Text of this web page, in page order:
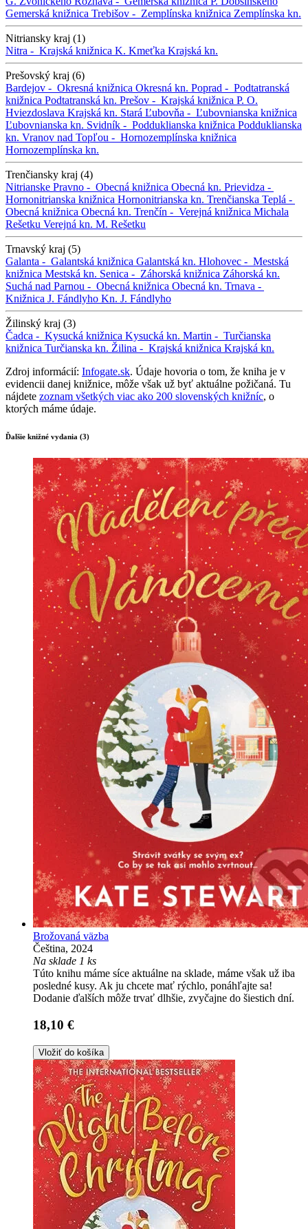
Gemerská knižnica Trebišov - Zemplínska knižnica Zemplínska kn.
Nitriansky kraj (1)
Nitra - Krajská knižnica K. Kmeťka Krajská kn.
Prešovský kraj (6)
Bardejov - Okresná knižnica Okresná kn. Poprad - Podtatranská
knižnica Podtatranská kn. Prešov - Krajská knižnica P. O.
Hviezdoslava Krajská kn. Stará Ľubovňa - Ľubovnianska knižnica
Ľubovnianska kn. Svidník - Podduklianska knižnica Podduklianska
kn. Vranov nad Topľou - Hornozemplínska knižnica
Hornozemplínska kn.
Trenčiansky kraj (4)
Nitrianske Pravno - Obecná knižnica Obecná kn. Prievidza -
Hornonitrianska knižnica Hornonitrianska kn. Trenčianska Teplá -
Obecná knižnica Obecná kn. Trenčín - Verejná knižnica Michala
Rešetku Verejná kn. M. Rešetku
Trnavský kraj (5)
Galanta - Galantská knižnica Galantská kn. Hlohovec - Mestská
knižnica Mestská kn. Senica - Záhorská knižnica Záhorská kn.
Suchá nad Parnou - Obecná knižnica Obecná kn. Trnava -
Knižnica J. Fándlyho Kn. J. Fándlyho
Žilinský kraj (3)
Čadca - Kysucká knižnica Kysucká kn. Martin - Turčianska
knižnica Turčianska kn. Žilina - Krajská knižnica Krajská kn.
Zdroj informácií: Infogate.sk. Údaje hovoria o tom, že kniha je v
evidencii danej knižnice, môže však už byť aktuálne požičaná. Tu
nájdete zoznam všetkých viac ako 200 slovenských knižníc, o
ktorých máme údaje.
Ďalšie knižné vydania (3)
Brožovaná väzba
Čeština, 2024
Na sklade 1 ks
Túto knihu máme síce aktuálne na sklade, máme však už iba
posledné kusy. Ak ju chcete mať rýchlo, ponáhľajte sa!
Dodanie ďalších môže trvať dlhšie, zvyčajne do šiestich dní.
18,10 €
Vložiť do košíka